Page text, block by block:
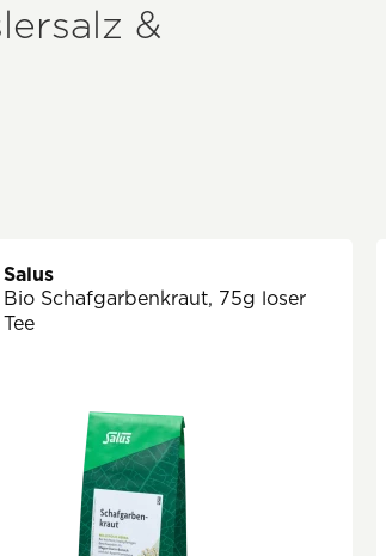
&
Salus
Bio Schafgarbenkraut, 75g loser
Tee